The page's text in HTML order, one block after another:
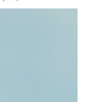
ĐƠN HÀNG
15 NGÀY
HÀNG